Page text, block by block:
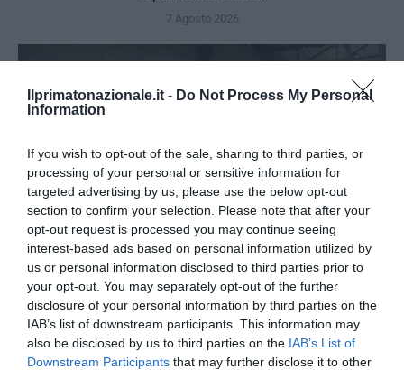
Ilprimatonazionale.it - Do Not Process My Personal
Information
If you wish to opt-out of the sale, sharing to third parties, or
processing of your personal or sensitive information for
targeted advertising by us, please use the below opt-out
section to confirm your selection. Please note that after your
opt-out request is processed you may continue seeing
interest-based ads based on personal information utilized by
us or personal information disclosed to third parties prior to
your opt-out. You may separately opt-out of the further
disclosure of your personal information by third parties on the
IAB’s list of downstream participants. This information may
also be disclosed by us to third parties on the IAB’s List of
Downstream Participants that may further disclose it to other
7 Agosto 2026
Tekne agli americani: il Golden Power è l’ultima trincea
di uno Stato senza politica...
7 Agosto 2026